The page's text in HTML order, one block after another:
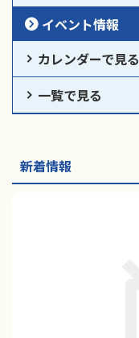
イベント情報
カレンダーで見る
一覧で見る
新着情報